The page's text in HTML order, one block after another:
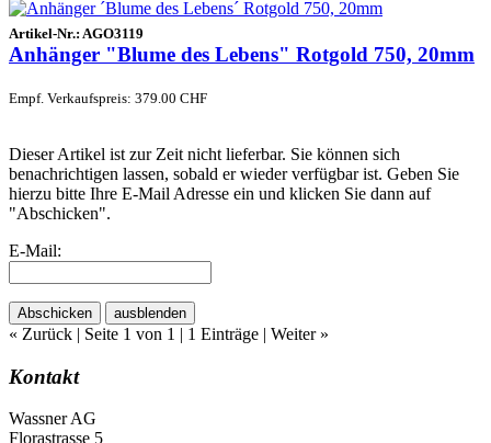
Artikel-Nr.: AGO3119
Anhänger "Blume des Lebens" Rotgold 750, 20mm
Empf. Verkaufspreis: 379.00 CHF
Dieser Artikel ist zur Zeit nicht lieferbar. Sie können sich
benachrichtigen lassen, sobald er wieder verfügbar ist. Geben Sie
hierzu bitte Ihre E-Mail Adresse ein und klicken Sie dann auf
"Abschicken".
E-Mail:
Abschicken ausblenden
« Zurück | Seite 1 von 1 | 1 Einträge | Weiter »
Kontakt
Wassner AG
Florastrasse 5